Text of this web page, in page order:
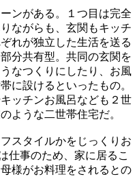
ンがある。１つ目は完全
ながらも、玄関もキッチ
れが独立した生活を送る
分共有型。共同の玄関を
なつくりにしたり、お風
に設けるといったもの。
ッチンお風呂なども２世
ような二世帯住宅だ。
スタイルかをじっくりお
仕事のため、家に居るこ
様がお料理をされるとの